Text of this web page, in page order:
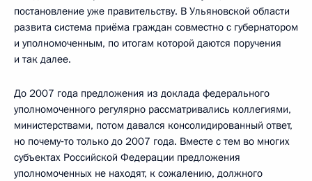
постановление уже правительству. В Ульяновской области
развита система приёма граждан совместно с губернатором
и уполномоченным, по итогам которой даются поручения
и так далее.
До 2007 года предложения из доклада федерального
уполномоченного регулярно рассматривались коллегиями,
министерствами, потом давался консолидированный ответ,
но почему‑то только до 2007 года. Вместе с тем во многих
субъектах Российской Федерации предложения
уполномоченных не находят, к сожалению, должного